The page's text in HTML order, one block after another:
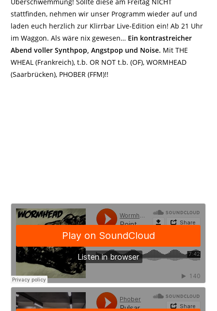
stattfinden, nehmen wir unser Programm wieder auf und
laden euch herzlich zur Klirrbar Live-Edition ein! Ab 21 Uhr
im Waggon. Als wäre nix gewesen… Ein kontrastreicher
Abend voller Synthpop, Angstpop und Noise. Mit THE
WHEAL (Frankreich), t.b. OR NOT t.b. (OF), WORMHEAD
(Saarbrücken), PHOBER (FFM)!!